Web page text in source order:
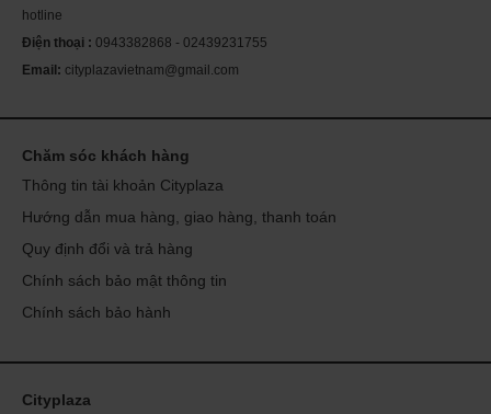
hotline
Điện thoại : 0943382868 - 02439231755
Email: cityplazavietnam@gmail.com
Chăm sóc khách hàng
Thông tin tài khoản Cityplaza
Hướng dẫn mua hàng, giao hàng, thanh toán
Quy định đổi và trả hàng
Chính sách bảo mật thông tin
Chính sách bảo hành
Cityplaza